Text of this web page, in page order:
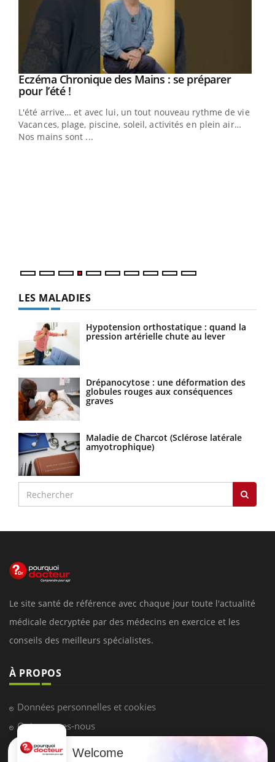
Youtube
Eczéma Chronique des Mains : se préparer
pour l’été !Youtube
L'été arrive… et avec lui, un tout nouveau rythme de vie !
Vacances, plage, piscine, soleil, activités en plein air…
Nos mains sont ...
LES MALADIES
Hypotension orthostatique : quand la
pression artérielle chute au lever
Drépanocytose : une déformation des
globules rouges aux conséquences
graves
Maladie de Charcot (Sclérose latérale
amyotrophique)
Le site santé de référence avec chaque jour toute l'actualité
médicale decryptée par des médecins en exercice et les
conseils des meilleurs spécialistes.
À PROPOS
Données personnelles et cookies
Qui sommes-nous
Conditions d'utilisation
Welcome